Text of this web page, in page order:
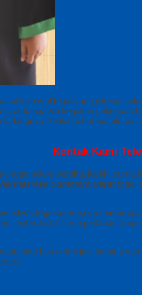
kain wol tebal yang dikenai
atau apabila kerjakan
ketika beberapa
Kontak Kami
toga belum bersifat jubah,
Sumatera Barattoga
toga seterusnya
lantas lama-lama perlahan-
satu hari – hari jadi busana